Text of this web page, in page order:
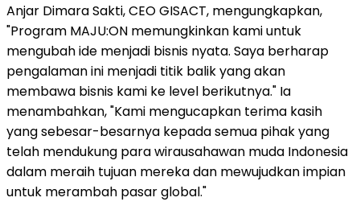
Anjar Dimara Sakti, CEO GISACT, mengungkapkan,
"Program MAJU:ON memungkinkan kami untuk
mengubah ide menjadi bisnis nyata. Saya berharap
pengalaman ini menjadi titik balik yang akan
membawa bisnis kami ke level berikutnya." Ia
menambahkan, "Kami mengucapkan terima kasih
yang sebesar-besarnya kepada semua pihak yang
telah mendukung para wirausahawan muda Indonesia
dalam meraih tujuan mereka dan mewujudkan impian
untuk merambah pasar global."